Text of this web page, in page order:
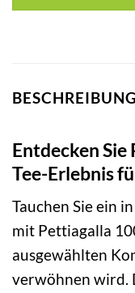
BESCHREIBUNG
Entdecken Sie
Tee-Erlebnis
Tauchen Sie ein
mit Pettiagalla
ausgewählten
verwöhnen wird.